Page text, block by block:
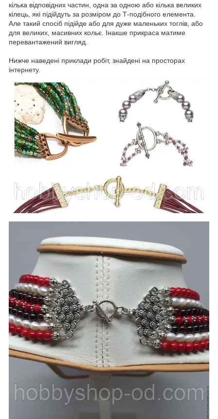
кілька відповідних частин, одна за одною або кілька великих
кілець, які підійдуть за розміром до Т-подібного елемента.
Але такий спосіб підійде або для дуже маленьких тоглів, або
для великих, масивних кольє. Інакше прикраса матиме
перевантажений вигляд.
Нижче наведені приклади робіт, знайдені на просторах
інтернету.